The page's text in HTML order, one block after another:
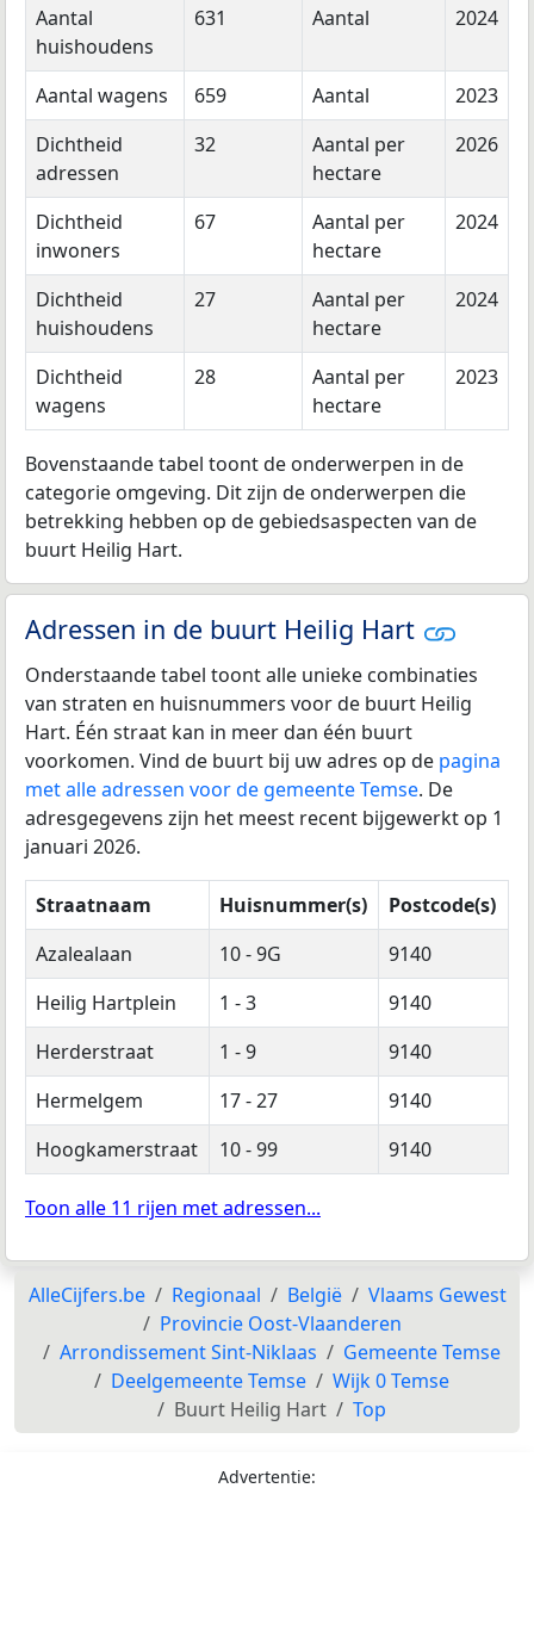
Aantal
huishoudens
631 Aantal 2024
Aantal wagens 659 Aantal
2023
Dichtheid
adressen
32
Aantal per
hectare
2026
Dichtheid
inwoners
67
Aantal per
hectare
2024
Dichtheid
huishoudens
27
Aantal per
hectare
2024
Dichtheid
wagens
28
Aantal per
hectare
2023
Bovenstaande tabel toont de onderwerpen in de
categorie omgeving. Dit zijn de onderwerpen die
betrekking hebben op de gebiedsaspecten van de
buurt Heilig Hart.
Adressen in de buurt Heilig Hart
Onderstaande tabel toont alle unieke combinaties
van straten en huisnummers voor de buurt Heilig
Hart. Één straat kan in meer dan één buurt
voorkomen. Vind de buurt bij uw adres op de pagina
met alle adressen voor de gemeente Temse. De
adresgegevens zijn het meest recent bijgewerkt op 1
januari 2026.
Straatnaam Huisnummer(s)
Postcode(s)
Azalealaan
10 - 9G
9140
Heilig Hartplein
1 - 3
9140
Herderstraat
1 - 9
9140
Hermelgem
17 - 27
9140
Hoogkamerstraat
10 - 99 9140
Toon alle 11 rijen met adressen...
AlleCijfers.be Regionaal België
Vlaams Gewest
Provincie Oost-Vlaanderen
Arrondissement Sint-Niklaas
Gemeente Temse
Deelgemeente Temse
Wijk 0 Temse
Buurt Heilig Hart
Top
Advertentie: